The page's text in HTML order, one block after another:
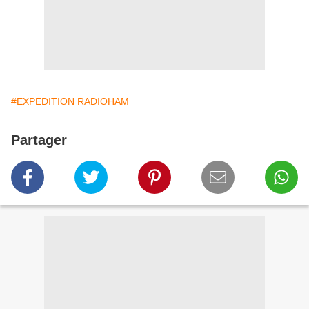
#EXPEDITION RADIOHAM
Partager